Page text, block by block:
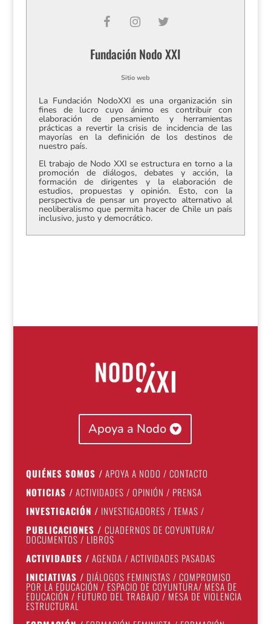
Fundación Nodo XXI
Sitio web
La Fundación NodoXXI es una organización sin
fines de lucro cuyo ánimo es contribuir con
elaboración de pensamiento y herramientas
prácticas a revertir la crisis de incidencia de las
mayorías en la definición de los destinos de
nuestro país.
El trabajo de Nodo XXI se estructura en torno a la
promoción de diálogos, debates y acción, la
formación de dirigentes y la elaboración de
estudios, propuestas y opinión. Esto, con la
perspectiva de pensar un proyecto alternativo al
neoliberalismo que permita hacer de Chile un país
inclusivo, justo y democrático.
Apoya a Nodo
QUIÉNES SOMOS / APOYA A NODO / CONTACTO
NOTICIAS / ACTIVIDADES / OPINIÓN / PRENSA
INVESTIGACIÓN / INVESTIGADORES / TEMAS /
PUBLICACIONES / CUADERNOS DE COYUNTURA/
DOCUMENTOS / LIBROS
ACTIVIDADES / AGENDA / ACTIVIDADES PASADAS
INICIATIVAS / DIÁLOGOS FEMINISTAS / COMPROMISO
POR LA EDUCACIÓN / ESPACIO DE COYUNTURA/ MESA DE
EDUCACIÓN / FUTURO DEL TRABAJO / MESA DE VIOLENCIA
ESTRUCTURAL